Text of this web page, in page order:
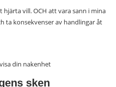
hjärta vill. OCH att vara sann i mina
ta konsekvenser av handlingar åt
din nakenhet
sken